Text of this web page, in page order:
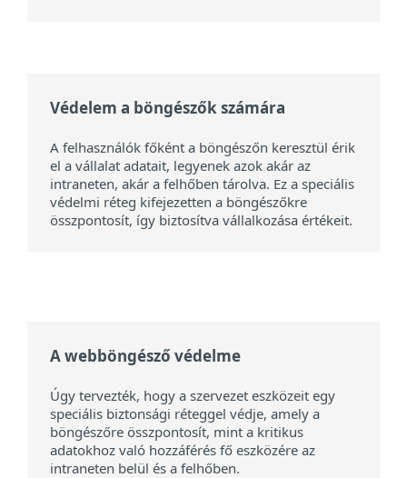
Védelem a böngészők számára
A felhasználók főként a böngészőn keresztül érik
el a vállalat adatait, legyenek azok akár az
intraneten, akár a felhőben tárolva. Ez a speciális
védelmi réteg kifejezetten a böngészőkre
összpontosít, így biztosítva vállalkozása értékeit.
A webböngésző védelme
Úgy tervezték, hogy a szervezet eszközeit egy
speciális biztonsági réteggel védje, amely a
böngészőre összpontosít, mint a kritikus
adatokhoz való hozzáférés fő eszközére az
intraneten belül és a felhőben.